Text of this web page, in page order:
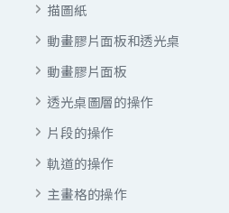
描圖紙
動畫膠片面板和透光桌
動畫膠片面板
透光桌圖層的操作
片段的操作
軌道的操作
主畫格的操作